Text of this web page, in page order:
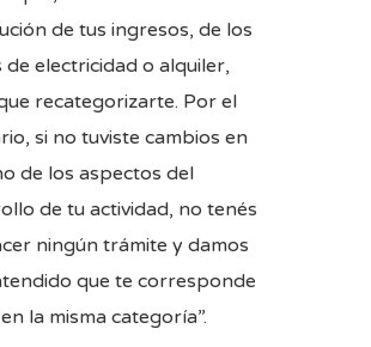
de tus ingresos, de los
de electricidad o alquiler,
recategorizarte. Por el
si no tuviste cambios en
de los aspectos del
de tu actividad, no tenés
ningún trámite y damos
que te corresponde
la misma categoría”.